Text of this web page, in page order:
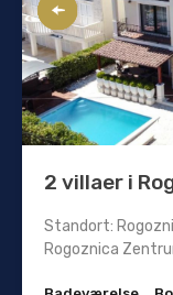
2 villaer i
Standort:
Rogoznica